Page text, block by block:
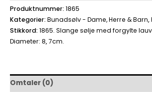
Produktnummer: 1865
Kategorier: Bunadsølv - Dame, Herre & Barn,
Stikkord: 1865. Slange sølje med forgylte
Diameter: 8,7cm.
Omtaler (0)